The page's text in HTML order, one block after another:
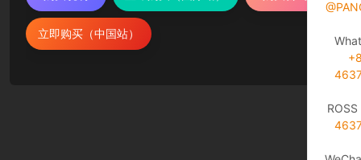
立即购买（中国站）